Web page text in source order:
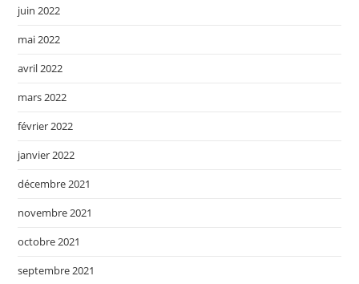
juin 2022
mai 2022
avril 2022
mars 2022
février 2022
janvier 2022
décembre 2021
novembre 2021
octobre 2021
septembre 2021